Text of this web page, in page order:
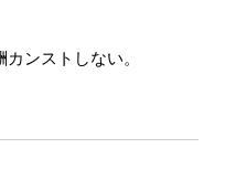
ンストしない。